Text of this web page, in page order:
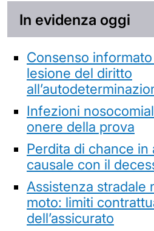
In evidenza oggi
Consenso
lesione del diritto
Infezioni
onere della prova
Perdita di chance in
causale con il
Assistenza stradale
moto: limiti
dell’assicurato